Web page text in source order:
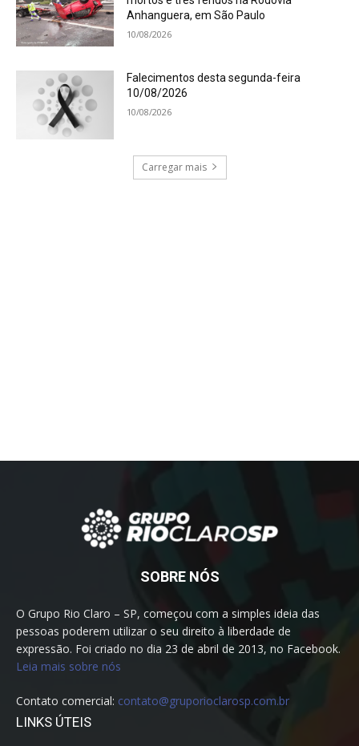
Anhanguera, em São Paulo
10/08/2026
Falecimentos desta segunda-feira
10/08/2026
10/08/2026
Carregar mais
SOBRE NÓS
O Grupo Rio Claro – SP, começou com a simples ideia das
pessoas poderem utilizar o seu direito à liberdade de
expressão. Foi criado no dia 23 de abril de 2013, no Facebook.
Leia mais sobre nós
Contato comercial: contato@gruporioclarosp.com.br
LINKS ÚTEIS